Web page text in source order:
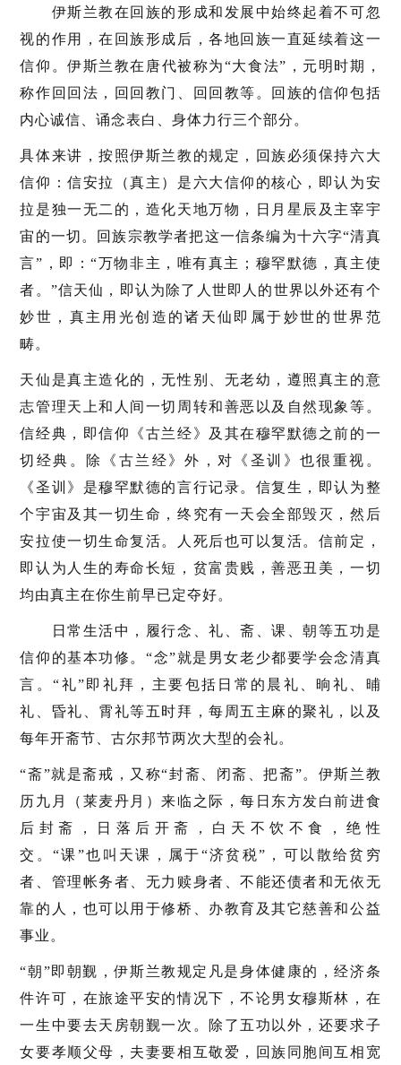
伊斯兰教在回族的形成和发展中始终起着不可忽
视的作用，在回族形成后，各地回族一直延续着这一
信仰。伊斯兰教在唐代被称为“大食法”，元明时期，
称作回回法，回回教门、回回教等。回族的信仰包括
内心诚信、诵念表白、身体力行三个部分。
具体来讲，按照伊斯兰教的规定，回族必须保持六大
信仰：信安拉（真主）是六大信仰的核心，即认为安
拉是独一无二的，造化天地万物，日月星辰及主宰宇
宙的一切。回族宗教学者把这一信条编为十六字“清真
言”，即：“万物非主，唯有真主；穆罕默德，真主使
者。”信天仙，即认为除了人世即人的世界以外还有个
妙世，真主用光创造的诸天仙即属于妙世的世界范
畴。
天仙是真主造化的，无性别、无老幼，遵照真主的意
志管理天上和人间一切周转和善恶以及自然现象等。
信经典，即信仰《古兰经》及其在穆罕默德之前的一
切经典。除《古兰经》外，对《圣训》也很重视。
《圣训》是穆罕默德的言行记录。信复生，即认为整
个宇宙及其一切生命，终究有一天会全部毁灭，然后
安拉使一切生命复活。人死后也可以复活。信前定，
即认为人生的寿命长短，贫富贵贱，善恶丑美，一切
均由真主在你生前早已定夺好。
日常生活中，履行念、礼、斋、课、朝等五功是
信仰的基本功修。“念”就是男女老少都要学会念清真
言。“礼”即礼拜，主要包括日常的晨礼、晌礼、晡
礼、昏礼、霄礼等五时拜，每周五主麻的聚礼，以及
每年开斋节、古尔邦节两次大型的会礼。
“斋”就是斋戒，又称“封斋、闭斋、把斋”。伊斯兰教
历九月（莱麦丹月）来临之际，每日东方发白前进食
后封斋，日落后开斋，白天不饮不食，绝性
交。“课”也叫天课，属于“济贫税”，可以散给贫穷
者、管理帐务者、无力赎身者、不能还债者和无依无
靠的人，也可以用于修桥、办教育及其它慈善和公益
事业。
“朝”即朝觐，伊斯兰教规定凡是身体健康的，经济条
件许可，在旅途平安的情况下，不论男女穆斯林，在
一生中要去天房朝觐一次。除了五功以外，还要求子
女要孝顺父母，夫妻要相互敬爱，回族同胞间互相宽